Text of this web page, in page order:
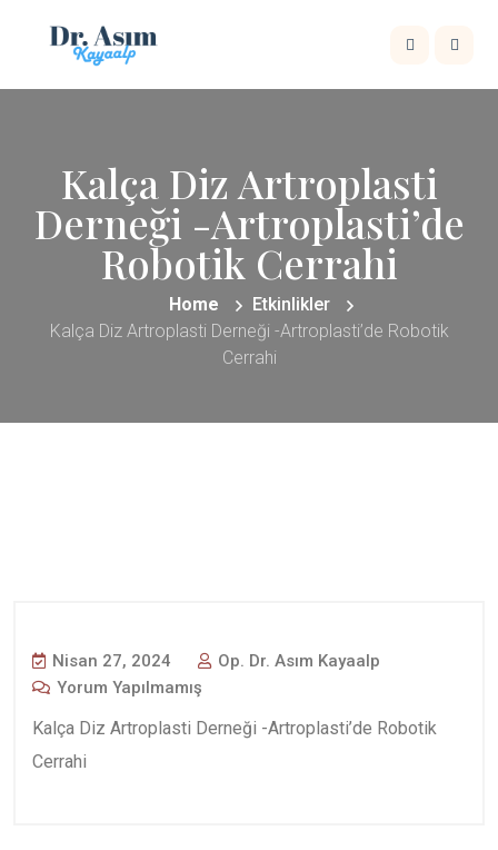
Kalça Diz Artroplasti
Derneği -Artroplasti’de
Robotik Cerrahi
Home
Etkinlikler
Kalça Diz Artroplasti Derneği -Artroplasti’de Robotik
Cerrahi
Nisan 27, 2024
Op. Dr. Asım Kayaalp
Yorum Yapılmamış
Kalça Diz Artroplasti Derneği -Artroplasti’de Robotik
Cerrahi